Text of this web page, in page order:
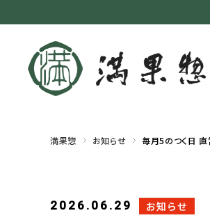
満果惣 お知らせ 毎月5のつく日
2026.06.29 お知らせ